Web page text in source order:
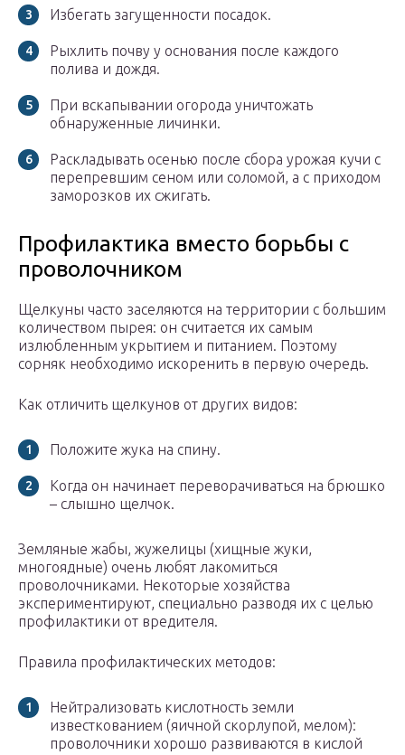
Избегать загущенности посадок.
Рыхлить почву у основания после каждого
полива и дождя.
При вскапывании огорода уничтожать
обнаруженные личинки.
Раскладывать осенью после сбора урожая кучи с
перепревшим сеном или соломой, а с приходом
заморозков их сжигать.
Профилактика вместо борьбы с
проволочником
Щелкуны часто заселяются на территории с большим
количеством пырея: он считается их самым
излюбленным укрытием и питанием. Поэтому
сорняк необходимо искоренить в первую очередь.
Как отличить щелкунов от других видов:
Положите жука на спину.
Когда он начинает переворачиваться на брюшко
– слышно щелчок.
Земляные жабы, жужелицы (хищные жуки,
многоядные) очень любят лакомиться
проволочниками. Некоторые хозяйства
экспериментируют, специально разводя их с целью
профилактики от вредителя.
Правила профилактических методов:
Нейтрализовать кислотность земли
известкованием (яичной скорлупой, мелом):
проволочники хорошо развиваются в кислой